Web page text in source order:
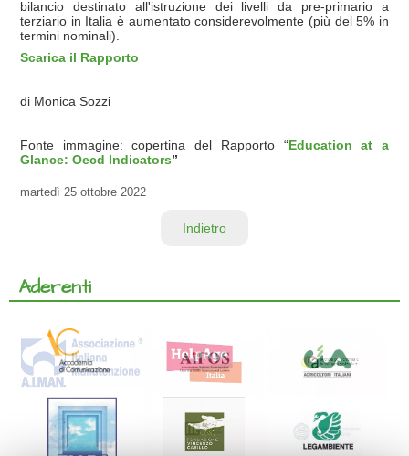
bilancio destinato all'istruzione dei livelli da pre-primario a
terziario in Italia è aumentato considerevolmente (più del 5% in
termini nominali).
Scarica il Rapporto
di Monica Sozzi
Fonte immagine: copertina del Rapporto “Education at a
Glance: Oecd Indicators”
martedì 25 ottobre 2022
Indietro
Aderenti